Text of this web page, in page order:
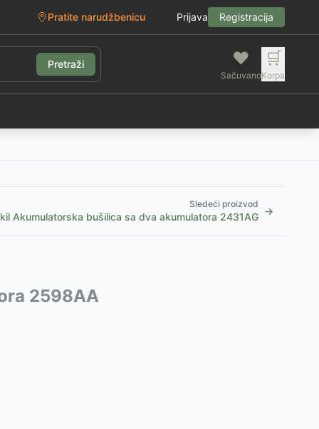
Pratite narudžbenicu Prijava Registracija
Pretraži ❤️
Sačuvano
🛒
Korpa
Sledeći proizvod
Akumulatorska bušilica sa dva akumulatora 2431AG →
2598AA